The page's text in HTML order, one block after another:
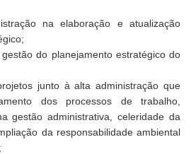
na elaboração e atualização
do planejamento estratégico do
junto à alta administração que
dos processos de trabalho,
gestão administrativa, celeridade da
da responsabilidade ambiental